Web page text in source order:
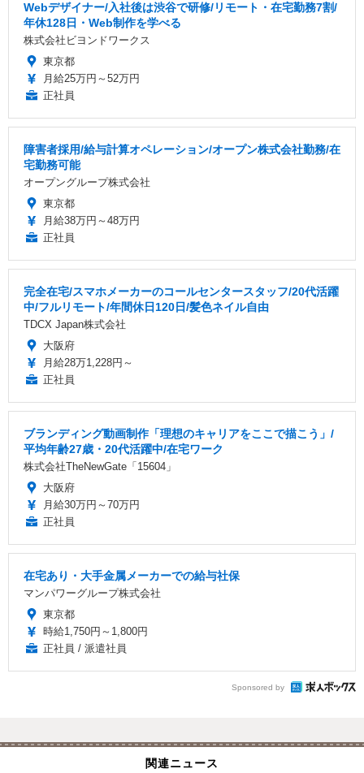
Webデザイナー/入社後は渋谷で研修/リモート・在宅勤務7割/
年休128日・Web制作を学べる
株式会社ビヨンドワークス
東京都
月給25万円～52万円
正社員
障害者採用/給与計算オペレーション/オープン株式会社勤務/在
宅勤務可能
オープングループ株式会社
東京都
月給38万円～48万円
正社員
完全在宅/スマホメーカーのコールセンタースタッフ/20代活躍
中/フルリモート/年間休日120日/髪色ネイル自由
TDCX Japan株式会社
大阪府
月給28万1,228円～
正社員
ブランディング動画制作「理想のキャリアをここで描こう」/
平均年齢27歳・20代活躍中/在宅ワーク
株式会社TheNewGate「15604」
大阪府
月給30万円～70万円
正社員
在宅あり・大手金属メーカーでの給与社保
マンパワーグループ株式会社
東京都
時給1,750円～1,800円
正社員 / 派遣社員
Sponsored by
関連ニュース